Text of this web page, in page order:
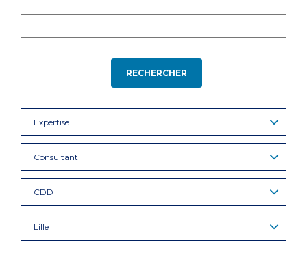
RECHERCHER
Expertise
Consultant
CDD
Lille